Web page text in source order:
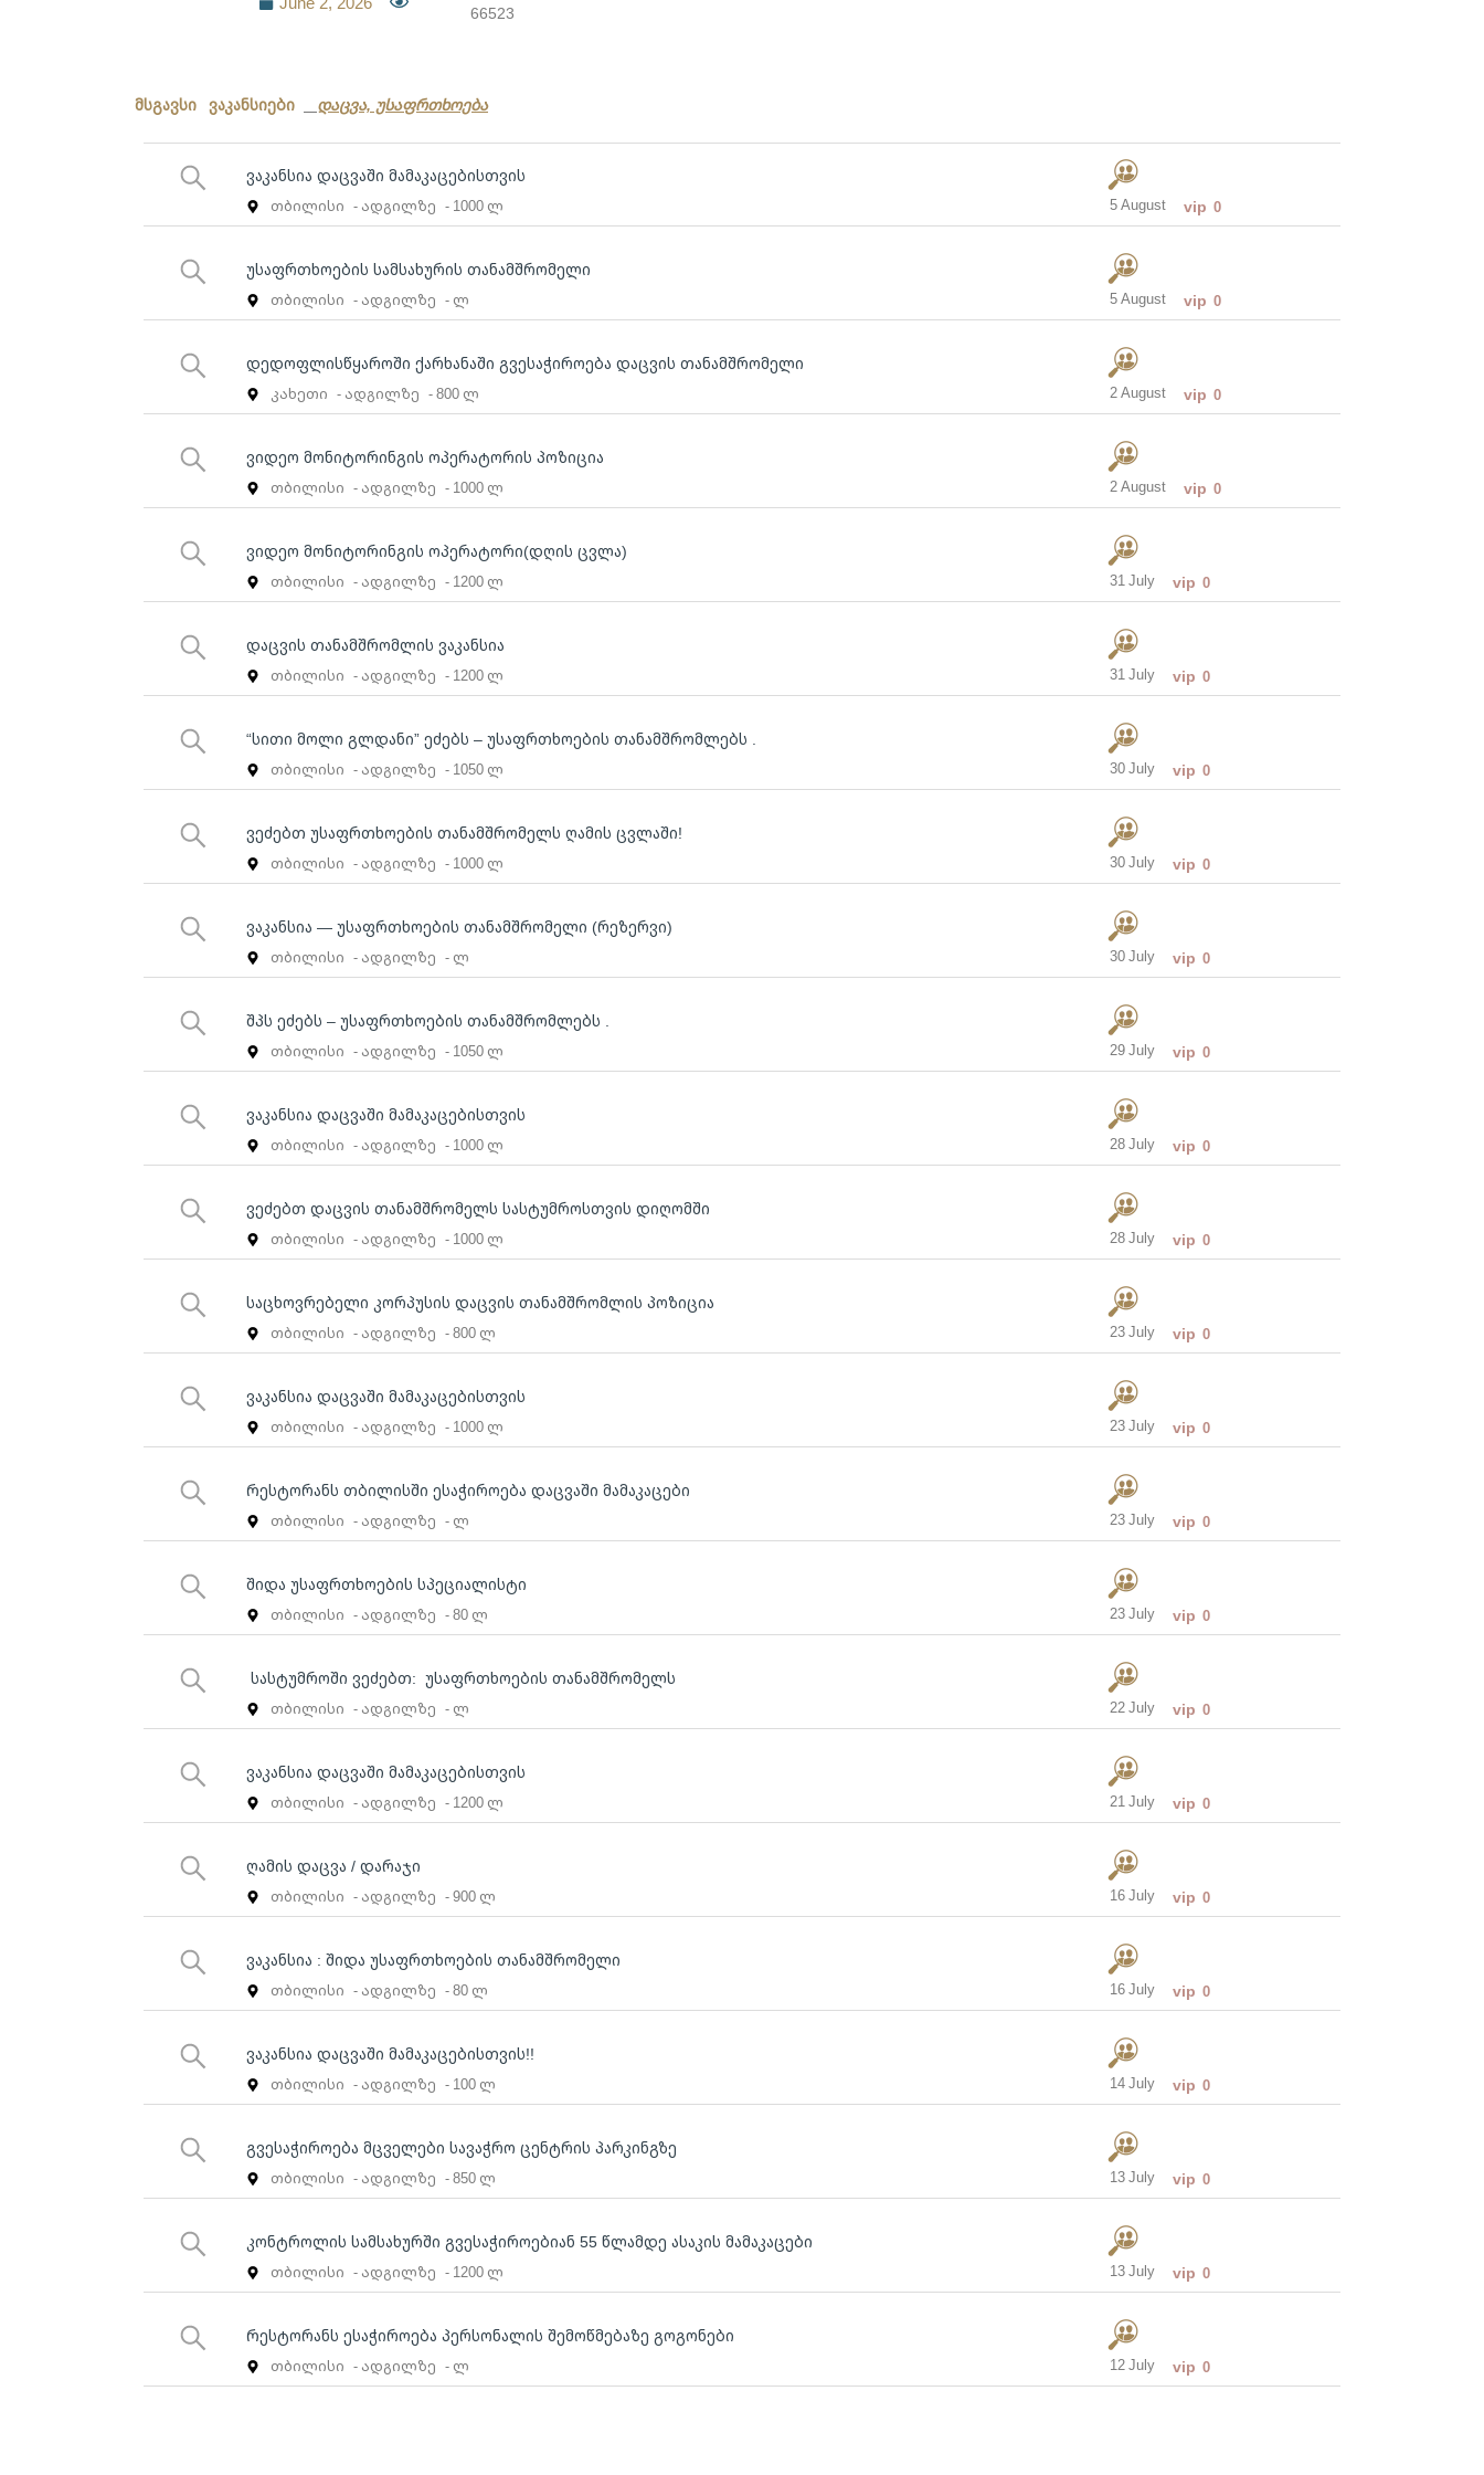
66523
მსგავსი ვაკანსიები დაცვა, უსაფრთხოება
ვაკანსია დაცვაში მამაკაცებისთვის
თბილისი - ადგილზე - 1000 ლ 5 August vip 0
უსაფრთხოების სამსახურის თანამშრომელი
თბილისი - ადგილზე - ლ 5 August vip 0
დედოფლისწყაროში ქარხანაში გვესაჭიროება დაცვის თანამშრომელი
კახეთი - ადგილზე - 800 ლ 2 August vip 0
ვიდეო მონიტორინგის ოპერატორის პოზიცია
თბილისი - ადგილზე - 1000 ლ 2 August vip 0
ვიდეო მონიტორინგის ოპერატორი(დღის ცვლა)
თბილისი - ადგილზე - 1200 ლ 31 July vip 0
დაცვის თანამშრომლის ვაკანსია
თბილისი - ადგილზე - 1200 ლ 31 July vip 0
“სითი მოლი გლდანი” ეძებს – უსაფრთხოების თანამშრომლებს .
თბილისი - ადგილზე - 1050 ლ 30 July vip 0
ვეძებთ უსაფრთხოების თანამშრომელს ღამის ცვლაში!
თბილისი - ადგილზე - 1000 ლ 30 July vip 0
ვაკანსია — უსაფრთხოების თანამშრომელი (რეზერვი)
თბილისი - ადგილზე - ლ 30 July vip 0
შპს ეძებს – უსაფრთხოების თანამშრომლებს .
თბილისი - ადგილზე - 1050 ლ 29 July vip 0
ვაკანსია დაცვაში მამაკაცებისთვის
თბილისი - ადგილზე - 1000 ლ 28 July vip 0
ვეძებთ დაცვის თანამშრომელს სასტუმროსთვის დიღომში
თბილისი - ადგილზე - 1000 ლ 28 July vip 0
საცხოვრებელი კორპუსის დაცვის თანამშრომლის პოზიცია
თბილისი - ადგილზე - 800 ლ 23 July vip 0
ვაკანსია დაცვაში მამაკაცებისთვის
თბილისი - ადგილზე - 1000 ლ 23 July vip 0
Რესტორანს თბილისში ესაჭიროება დაცვაში მამაკაცები
თბილისი - ადგილზე - ლ 23 July vip 0
შიდა უსაფრთხოების სპეციალისტი
თბილისი - ადგილზე - 80 ლ 23 July vip 0
სასტუმროში ვეძებთ: უსაფრთხოების თანამშრომელს
თბილისი - ადგილზე - ლ 22 July vip 0
ვაკანსია დაცვაში მამაკაცებისთვის
თბილისი - ადგილზე - 1200 ლ 21 July vip 0
ღამის დაცვა / დარაჯი
თბილისი - ადგილზე - 900 ლ 16 July vip 0
ვაკანსია : შიდა უსაფრთხოების თანამშრომელი
თბილისი - ადგილზე - 80 ლ 16 July vip 0
ვაკანსია დაცვაში მამაკაცებისთვის!!
თბილისი - ადგილზე - 100 ლ 14 July vip 0
გვესაჭიროება მცველები სავაჭრო ცენტრის პარკინგზე
თბილისი - ადგილზე - 850 ლ 13 July vip 0
კონტროლის სამსახურში გვესაჭიროებიან 55 წლამდე ასაკის მამაკაცები
თბილისი - ადგილზე - 1200 ლ 13 July vip 0
Რესტორანს ესაჭიროება პერსონალის შემოწმებაზე გოგონები
თბილისი - ადგილზე - ლ 12 July vip 0